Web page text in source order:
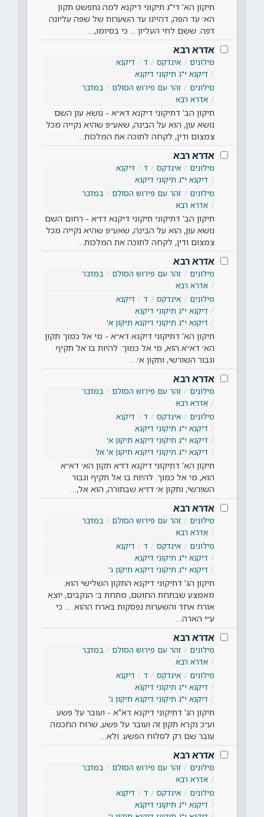
תיקון הא' די"ג תיקוני דיקנא למה נתפשט תקון
הא׳ עד הפה, דהיינו עד השערות של שפה עליונה
דפה. ששם לחי העליון ... כי בסיומו,…
אדרא רבא
מילונים אינדקס ד
דיקנא
דיקנא י"ג תיקוני דיקנא
מילונים
זהר עם פירוש הסולם
במדבר
אדרא רבא
תיקון הב' דתיקוני דיקנא דא״א - נושא עון השם
נושא עון, הוא על הבינה, שאע״פ שהיא נקייה מכל
צמצום ודין, לקחה לתוכה את המלכות…
אדרא רבא
מילונים אינדקס ד
דיקנא
דיקנא י"ג תיקוני דיקנא
מילונים
זהר עם פירוש הסולם
במדבר
אדרא רבא
תיקון הב' דתיקוני תיקוני דיקנא דז״א - רחום השם
נושא עון, הוא על הבינה, שאע״פ שהיא נקייה מכל
צמצום ודין, לקחה לתוכה את המלכות…
אדרא רבא
מילונים זהר עם פירוש הסולם
במדבר
אדרא רבא
מילונים
אינדקס ד
דיקנא
דיקנא י"ג תיקוני דיקנא
דיקנא י"ג תיקוני דיקנא תיקון א'
תיקון הא' דתיקוני דיקנא דא״א - מי אל כמוך תקון
הא׳ דא״א הוא, מי אל כמוך. להיות בו אל תקיף
וגבור השורשי, ותקון א׳…
אדרא רבא
מילונים זהר עם פירוש הסולם
במדבר
אדרא רבא
מילונים
אינדקס ד
דיקנא
דיקנא י"ג תיקוני דיקנא
דיקנא י"ג תיקוני דיקנא תיקון א'
דיקנא י"ג תיקוני דיקנא תיקון א' אל
תיקון הא' דתיקוני דיקנא דז״א תקון הא׳ דא״א
הוא, מי אל כמוך. להיות בו אל תקיף וגבור
השורשי, ותקון א׳ דז״א שבתורה, הוא אל,…
אדרא רבא
מילונים זהר עם פירוש הסולם
במדבר
אדרא רבא
מילונים
אינדקס ד
דיקנא
דיקנא י"ג תיקוני דיקנא
דיקנא י"ג תיקוני דיקנא תיקון ג'
תיקון הג' דתיקוני דיקנא התקון השלישי הוא.
מאמצע שבתחת החוטם, מתחת ב׳ הנקבים, יוצא
אורח אחד והשערות נפסקות בארח ההוא. ... כי
ע״י הארה…
אדרא רבא
מילונים זהר עם פירוש הסולם
במדבר
אדרא רבא
מילונים
אינדקס ד
דיקנא
דיקנא י"ג תיקוני דיקנא
דיקנא י"ג תיקוני דיקנא תיקון ג'
תיקון הג' דתיקוני דיקנא דא"א - ועובר על פשע
וע״כ נקרא תקון זה ועובר על פשע, שרוח החכמה
עובר שם רק לסלוח הפשע. ולא…
אדרא רבא
מילונים זהר עם פירוש הסולם
במדבר
אדרא רבא
מילונים
אינדקס ד
דיקנא
דיקנא י"ג תיקוני דיקנא